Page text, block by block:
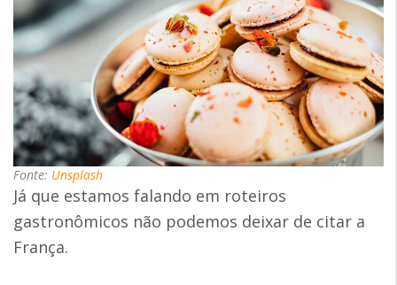
Fonte: Unsplash
Já que estamos falando em roteiros
gastronômicos não podemos deixar de citar a
França.